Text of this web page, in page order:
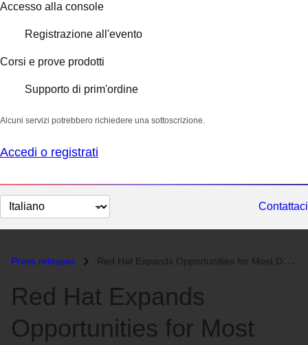
Accesso alla console
Registrazione all'evento
Corsi e prove prodotti
Supporto di prim'ordine
Alcuni servizi potrebbero richiedere una sottoscrizione.
Accedi o registrati
Cambia
lingua
Contattaci
Press releases Red Hat Expands Opportunities for Most Demanding Mission-Critical Plat...
Red Hat Expands
Opportunities for Most